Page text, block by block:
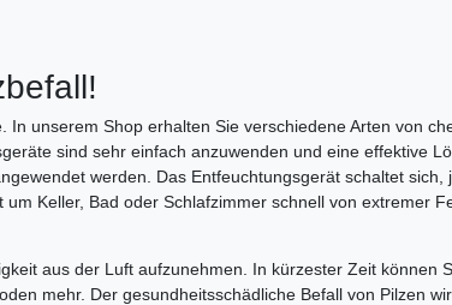
unserem Shop erhalten Sie verschiedene Arten von
sind sehr einfach anzuwenden und eine effektive
werden. Das Entfeuchtungsgerät schaltet sich,
Keller, Bad oder Schlafzimmer schnell von extremer
aus der Luft aufzunehmen. In kürzester Zeit können
mehr. Der gesundheitsschädliche Befall von Pilzen